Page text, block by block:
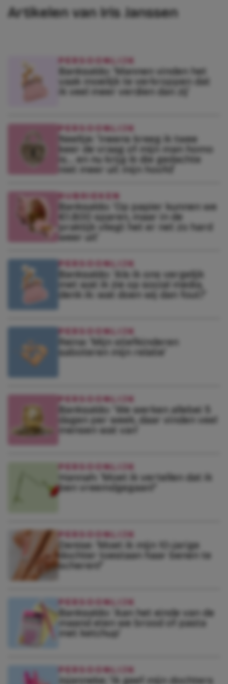
Artikelen van Iris Janssen
PERSOONLIJK
Banksaldo: ‘Mannen vinden het
vaak moeilijk te verkroppen dat
ik veel meer verdien dan zij’
PERSOONLIJK
Neeltje: ‘Ineens kreeg ik twee
keer de vraag of mijn man homo
is… en nu krijg ik die gedachte
niet meer uit mijn hoofd’
RUBRIEKEN
Banksaldo: ‘Op papier kunnen we
€1.800 sparen, maar in de
praktijk vliegt het er net zo hard
weer uit’
PERSOONLIJK
Banksaldo: ‘Als ik ons vergelijk
met wat ik zie op social media,
denk ik: wat doen wij dan fout?’
PERSOONLIJK
Reina: ‘Mijn stiefkinderen
saboteren mijn relatie’
PERSOONLIJK
Banksaldo: ‘We werken allebei 5
dagen per week, daar vinden veel
mensen wat van’
PERSOONLIJK
Hannah: ‘Moet ik vertellen dat ik
ben vreemdgegaan?’
PERSOONLIJK
Denise: ‘Moet ik mijn 10-jarige
dochter toestaan haar benen te
scheren?’
PERSOONLIJK
Banksaldo: ‘Aan het einde van de
maand eten we brood of pasta
met ketchup’
PERSOONLIJK
Jojanneke: ‘Ik geef mijn dochters